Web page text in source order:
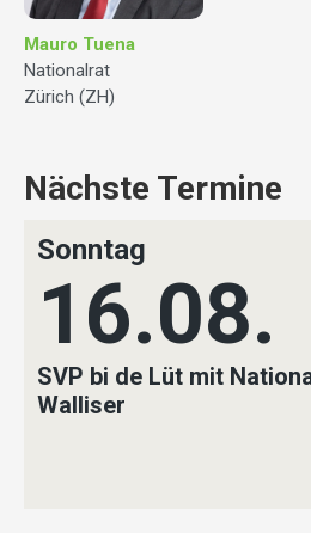
Mauro Tuena
Nationalrat
Zürich (ZH)
Nächste Termine
Sonntag
16.08.
SVP bi de Lüt mit
Walliser